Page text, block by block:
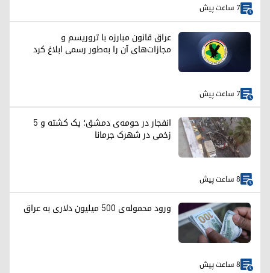
7 ساعت پیش
عراق قانون مبارزه با تروریسم و
مجازات‌های آن را به‌طور رسمی ابلاغ کرد
7 ساعت پیش
انفجار در حومه‌ی دمشق؛ یک کشته و ۵
زخمی در شهرک جرمانا
8 ساعت پیش
ورود محموله‌ی ۵۰۰ میلیون دلاری به عراق
8 ساعت پیش